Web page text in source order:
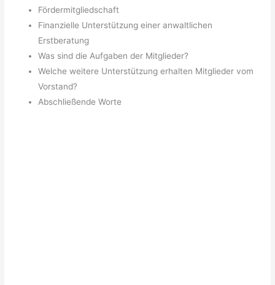
Fördermitgliedschaft
Finanzielle Unterstützung einer anwaltlichen
Erstberatung
Was sind die Aufgaben der Mitglieder?
Welche weitere Unterstützung erhalten Mitglieder vom
Vorstand?
Abschließende Worte